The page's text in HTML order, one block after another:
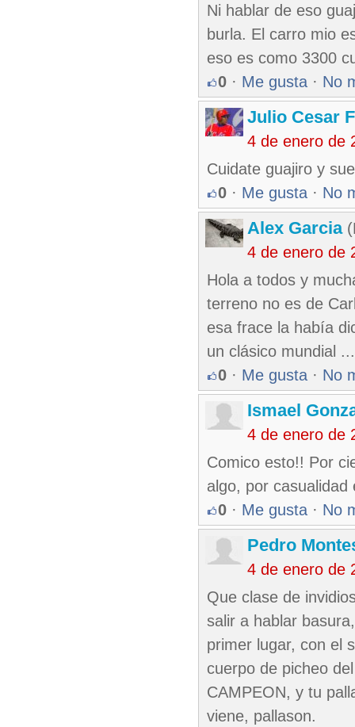
Ni hablar de eso
burla. El carro mio
eso es como 3300
0 · Me gusta · No
Julio Cesar
4 de enero de
Cuidate guajiro y
0 · Me gusta · No
Alex Garcia
4 de enero de
Hola a todos y
terreno no es de
esa frace la había
un clásico mundial
0 · Me gusta · No
Ismael
4 de enero de
Comico esto!! Por
algo, por
0 · Me gusta · No
Pedro
4 de enero de
Que clase de
salir a hablar
primer lugar, con el
cuerpo de picheo
CAMPEON, y tu
viene, pallason.